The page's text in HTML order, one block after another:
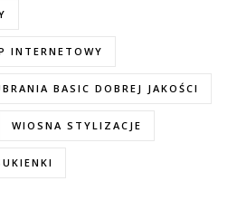
INTERNETOWY
BASIC DOBREJ JAKOŚCI
WIOSNA STYLIZACJE